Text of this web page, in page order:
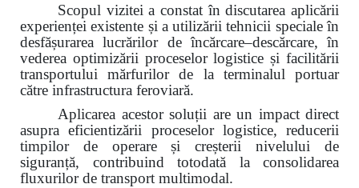
Scopul vizitei a constat în discutarea aplicării
experienței existente și a utilizării tehnicii speciale în
desfășurarea lucrărilor de încărcare–descărcare, în
vederea optimizării proceselor logistice și facilitării
transportului mărfurilor de la terminalul portuar
către infrastructura feroviară.
Aplicarea acestor soluții are un impact direct
asupra eficientizării proceselor logistice, reducerii
timpilor de operare și creșterii nivelului de
siguranță, contribuind totodată la consolidarea
fluxurilor de transport multimodal.